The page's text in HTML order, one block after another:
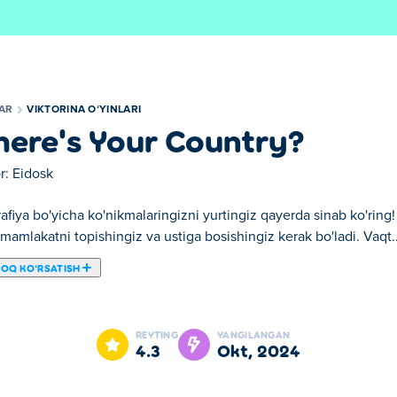
VIKTORINA OʻYINLARI
Your Country?
Eidosk
bo'yicha ko'nikmalaringizni yurtingiz qayerda sinab
topishingiz va ustiga bosishingiz kerak bo'ladi.
KOʻRSATISH
qayerda sinab ko'ring! Ushbu topologiya viktorina o'yinida
Amerika, Janubiy Amerika, Osiyo, Afrika va Okeaniya
biladiganlar uchun! Agar tiqilib qolsangiz,
REYTING
4.3
YANGILANGAN
okt, 2024